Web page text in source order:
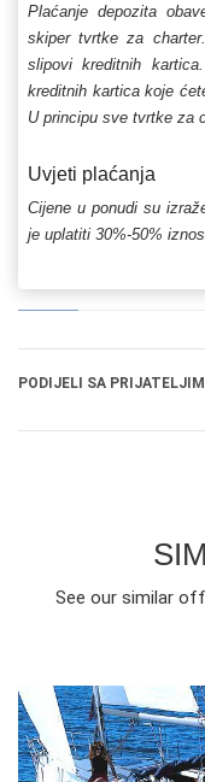
Plaćanje depozita
skiper tvrtke za
slipovi kreditnih
kreditnih kartica koje
U principu sve tvrtke za
Uvjeti plaćanja
Cijene u ponudi su
je uplatiti 30%-50%
PODIJELI SA
See our similar